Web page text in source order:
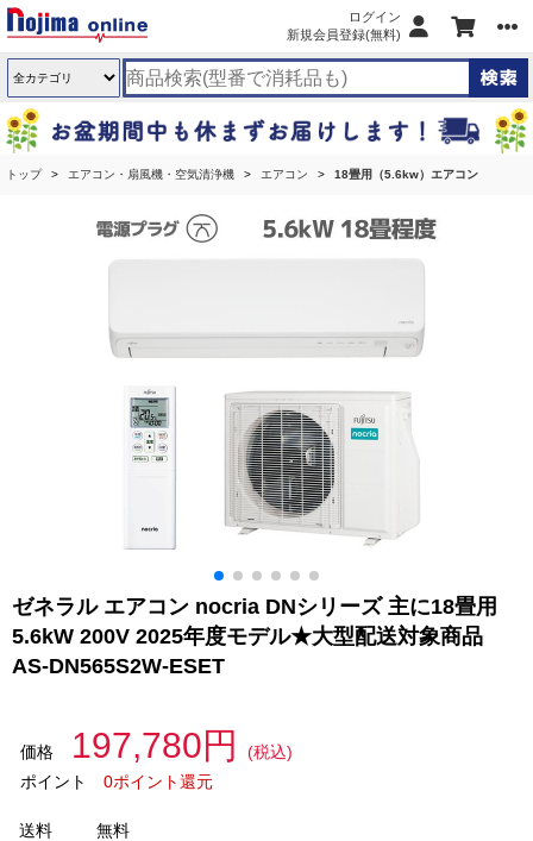
ログイン
新規会員登録(無料)
トップ エアコン・扇風機・空気清浄機 エアコン 18畳用（5.6kw）エアコン
ゼネラル エアコン nocria DNシリーズ 主に18畳用
5.6kW 200V 2025年度モデル★大型配送対象商品
AS-DN565S2W-ESET
価格 197,780円
(税込)
ポイント
0ポイント還元
送料
無料